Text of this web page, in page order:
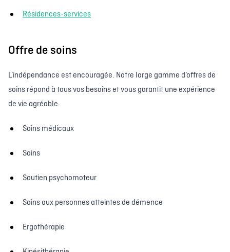
Résidences-services
Offre de soins
L’indépendance est encouragée. Notre large gamme d’offres de
soins répond à tous vos besoins et vous garantit une expérience
de vie agréable.
Soins médicaux
Soins
Soutien psychomoteur
Soins aux personnes atteintes de démence
Ergothérapie